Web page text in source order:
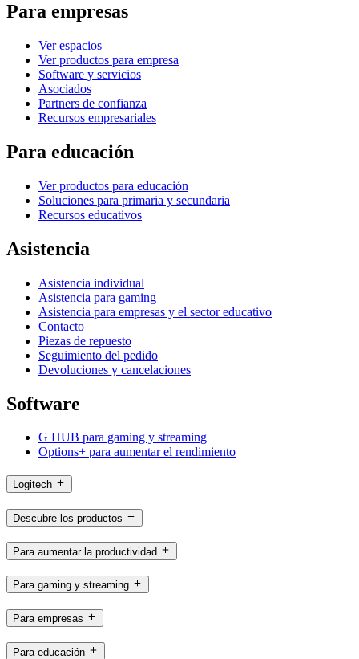
Para empresas
Ver espacios
Ver productos para empresa
Software y servicios
Asociados
Partners de confianza
Recursos empresariales
Para educación
Ver productos para educación
Soluciones para primaria y secundaria
Recursos educativos
Asistencia
Asistencia individual
Asistencia para gaming
Asistencia para empresas y el sector educativo
Contacto
Piezas de repuesto
Seguimiento del pedido
Devoluciones y cancelaciones
Software
G HUB para gaming y streaming
Options+ para aumentar el rendimiento
Logitech
Descubre los productos
Para aumentar la productividad
Para gaming y streaming
Para empresas
Para educación